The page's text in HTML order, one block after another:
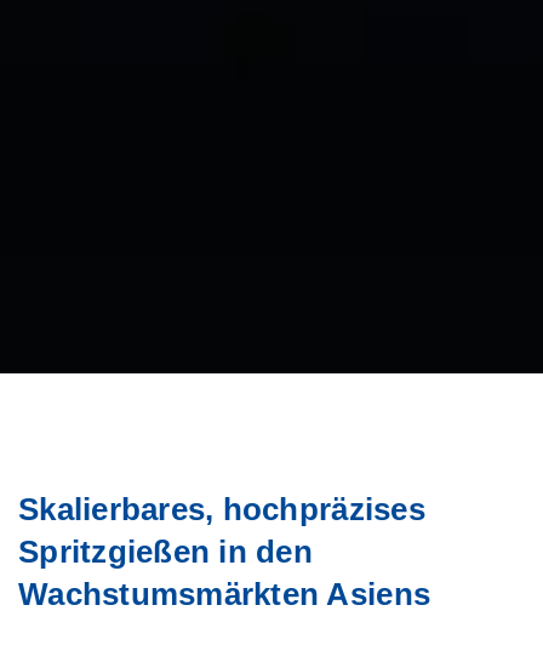
Skalierbares, hochpräzises
Spritzgießen in den
Wachstumsmärkten Asiens